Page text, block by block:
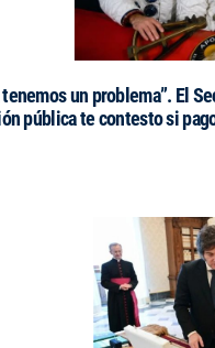
un problema”. El
pública te contesto si